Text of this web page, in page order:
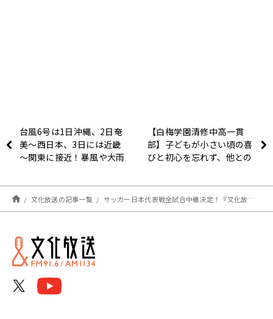
台風6号は1日沖縄、2日奄
美～西日本、3日には近畿
～関東に接近！暴風や大雨
【白梅学園清修中高一貫
部】子どもが小さい頃の喜
びと初心を忘れず、他との
からの成長に重きを置く
南 和男 校長先生
文化放送の記事一覧 サッカー日本代表戦全試合中継決定！『文化放送スポーツスペシャル FIFAワールドカップ実況中継』